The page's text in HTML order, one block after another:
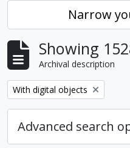
Narrow
Showing
Archival description
Remove filter:
With digital objects
Advanced search